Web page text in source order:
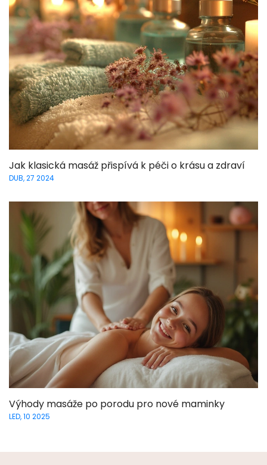
Jak klasická masáž přispívá k péči o krásu a zdraví
DUB, 27 2024
Výhody masáže po porodu pro nové maminky
LED, 10 2025